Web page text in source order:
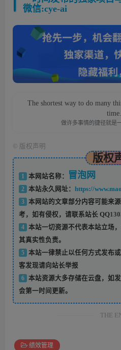
微信:cye-ai
The shortest way to do many
time.
做许多事情的捷径就是
版权声明
版权
1 本网站名称： 冒泡网
2 本站永久网址： https://
3
本网站的文章部分内容可能来
考，如有侵权，请联系站长 QQ
4
本站一切资源不代表本站立场
其真实性负责。
5
本站一律禁止以任何方式发布
客发现请向站长举报
6
本站资源大多存储在云盘，如
会第一时间更新。
THE
绩效管理